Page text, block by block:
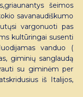
šeimos
savanaudiškumo
vargonuoti pas
kultūringai susenti
vanduo (
giminių sanglaudą
su giminėm per
iš Italijos,